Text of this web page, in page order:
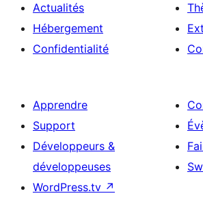
Actualités
Hébergement
Confidentialité
Apprendre
Support
Développeurs &
développeuses
WordPress.tv ↗